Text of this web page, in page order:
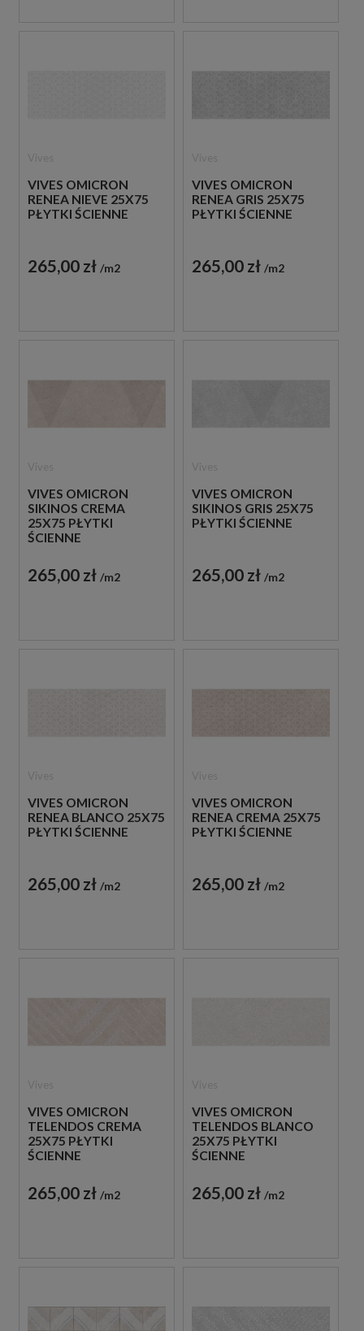
VIVES OMICRON
RENEA NIEVE 25X75
PŁYTKI ŚCIENNE
265,00 zł m2
VIVES OMICRON
RENEA GRIS 25X75
PŁYTKI ŚCIENNE
265,00 zł m2
VIVES OMICRON
SIKINOS CREMA
25X75 PŁYTKI
ŚCIENNE
265,00 zł m2
VIVES OMICRON
SIKINOS GRIS 25X75
PŁYTKI ŚCIENNE
265,00 zł m2
VIVES OMICRON
RENEA BLANCO 25X75
PŁYTKI ŚCIENNE
265,00 zł m2
VIVES OMICRON
RENEA CREMA 25X75
PŁYTKI ŚCIENNE
265,00 zł m2
VIVES OMICRON
TELENDOS CREMA
25X75 PŁYTKI
ŚCIENNE
265,00 zł m2
VIVES OMICRON
TELENDOS BLANCO
25X75 PŁYTKI
ŚCIENNE
265,00 zł m2